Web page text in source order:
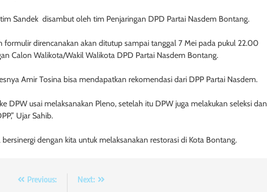
Sandek disambut oleh tim Penjaringan DPD Partai Nasdem Bontang.
formulir direncanakan akan ditutup sampai tanggal 7 Mei pada pukul 22.00
Calon Walikota/Wakil Walikota DPD Partai Nasdem Bontang.
Amir Tosina bisa mendapatkan rekomendasi dari DPP Partai Nasdem.
DPW usai melaksanakan Pleno, setelah itu DPW juga melakukan seleksi dan
Ujar Sahib.
dengan kita untuk melaksanakan restorasi di Kota Bontang.
Previous:
Next: